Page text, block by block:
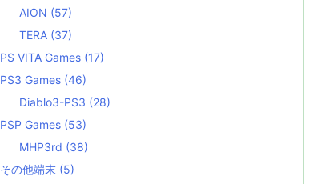
AION (57)
TERA (37)
PS VITA Games (17)
PS3 Games (46)
Diablo3-PS3 (28)
PSP Games (53)
MHP3rd (38)
その他端末 (5)